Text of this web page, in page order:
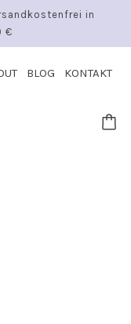
in
€
BLOG KONTAKT